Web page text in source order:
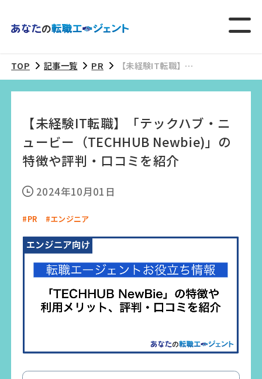
TOP 記事一覧 PR
【未経験IT転職】
「テックハブ・ニュ
評判・口コミを紹介
【未経験IT転職】「テックハブ・ニ
ュービー（TECHHUB Newbie)」の
特徴や評判・口コミを紹介
2024年10月01日
#PR #エンジニア